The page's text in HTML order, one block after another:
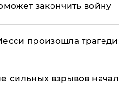
закончить войну
произошла
сильных взрывов